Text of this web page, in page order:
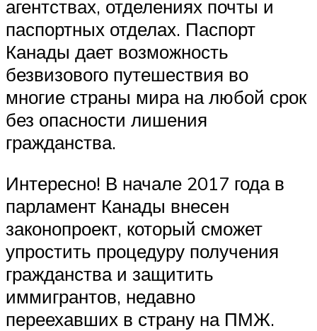
агентствах, отделениях почты и
паспортных отделах. Паспорт
Канады дает возможность
безвизового путешествия во
многие страны мира на любой срок
без опасности лишения
гражданства.
Интересно! В начале 2017 года в
парламент Канады внесен
законопроект, который сможет
упростить процедуру получения
гражданства и защитить
иммигрантов, недавно
переехавших в страну на ПМЖ.